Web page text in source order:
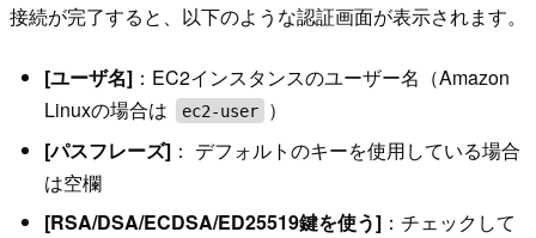
接続が完了すると、以下のような認証画面が表示されます。
[ユーザ名]：EC2インスタンスのユーザー名（Amazon
Linuxの場合は
ec2-user
）
[パスフレーズ]： デフォルトのキーを使用している場合
は空欄
[RSA/DSA/ECDSA/ED25519鍵を使う]：チェックして